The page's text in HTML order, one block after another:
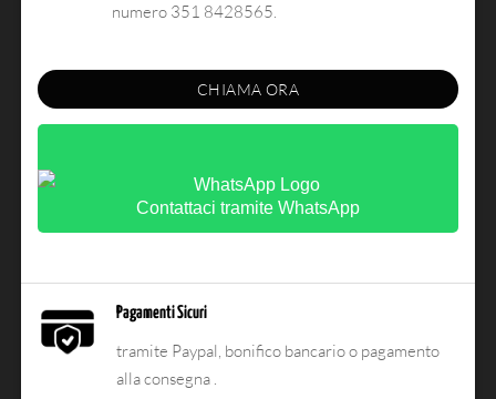
numero 351 8428565.
CHIAMA ORA
Contattaci tramite WhatsApp
Pagamenti Sicuri
tramite Paypal, bonifico bancario o pagamento
alla consegna .